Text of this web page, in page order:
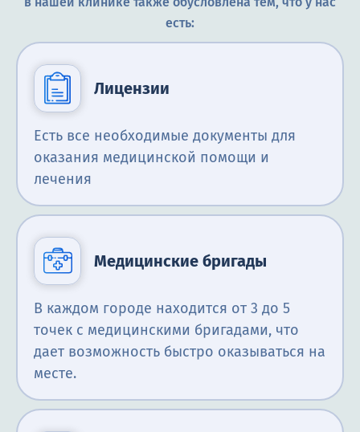
есть:
Лицензии
Есть все необходимые документы для
оказания медицинской помощи и
лечения
Медицинские бригады
В каждом городе находится от 3 до 5
точек с медицинскими бригадами, что
дает возможность быстро оказываться на
месте.